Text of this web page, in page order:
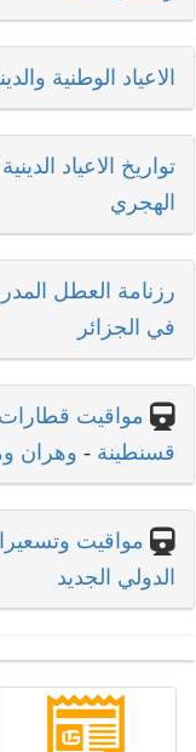
الاعياد الوطنية والدينية
تواريخ الاعياد الدينية 2026
الهجري
رزنامة العطل
في الجزائر
مواقيت قطارات
قسنطينة - وهران
مواقيت
الدولي الجديد